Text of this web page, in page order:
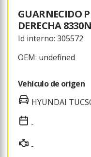
GUARNECIDO
DERECHA
Id interno: 305572
OEM: undefined
Vehículo de origen
HYUNDAI
-
-